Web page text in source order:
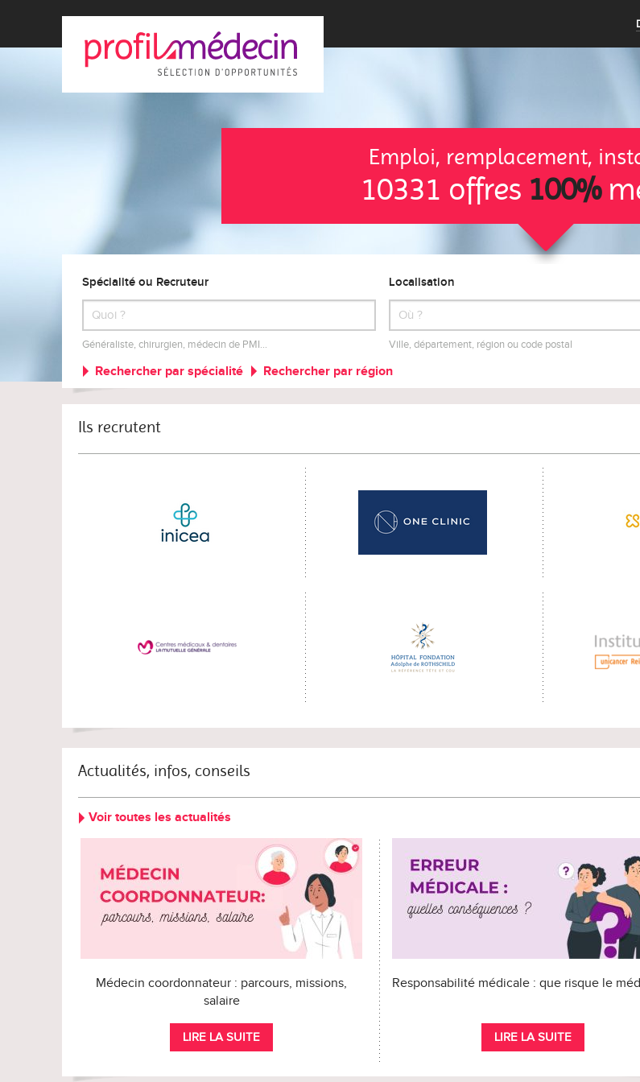
Emploi, remplacement,
10331 offres 100%
Spécialité ou Recruteur
Généraliste, chirurgien, médecin de PMI…
Localisation
Ville, département, région ou code postal
Rechercher par spécialité Rechercher par région
Ils recrutent
Actualités, infos, conseils
Voir toutes les actualités
Médecin coordonnateur : parcours, missions,
salaire
LIRE LA SUITE
Responsabilité médicale : que risque le
LIRE LA SUITE